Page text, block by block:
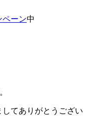
ペーン中
。
てありがとうござい